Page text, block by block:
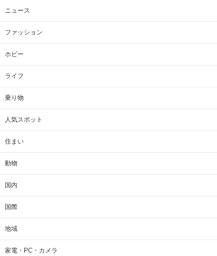
ニュース
ファッション
ホビー
ライフ
乗り物
人気スポット
住まい
動物
国内
国際
地域
家電・PC・カメラ